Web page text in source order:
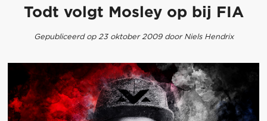
Todt volgt Mosley op bij FIA
Gepubliceerd op 23 oktober 2009 door Niels Hendrix